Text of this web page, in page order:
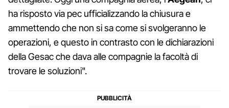
ha risposto via pec ufficializzando la chiusura e
ammettendo che non si sa come si svolgeranno le
operazioni, e questo in contrasto con le dichiarazioni
della Gesac che dava alle compagnie la facoltà di
trovare le soluzioni".